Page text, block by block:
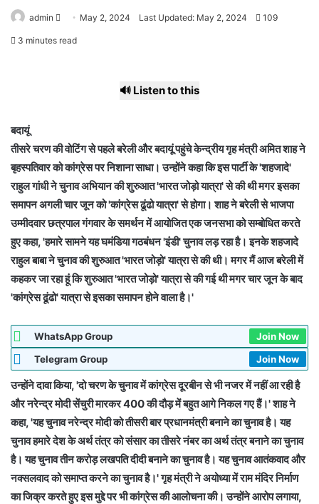
admin
Send May 2, 2024 Last Updated: May 2, 2024 109
3 minutes read
🔊 Listen to this
बदायूं
तीसरे चरण की वोटिंग से पहले बरेली और बदायूं पहुंचे केन्द्रीय गृह मंत्री अमित शाह ने
बृहस्पतिवार को कांग्रेस पर निशाना साधा। उन्होंने कहा कि इस पार्टी के 'शहजादे'
राहुल गांधी ने चुनाव अभियान की शुरुआत 'भारत जोड़ो यात्रा' से की थी मगर इसका
समापन अगली चार जून को 'कांग्रेस ढूंढो यात्रा' से होगा। शाह ने बरेली से भाजपा
उम्मीदवार छत्रपाल गंगवार के समर्थन में आयोजित एक जनसभा को सम्बोधित करते
हुए कहा, 'हमारे सामने यह घमंडिया गठबंधन 'इंडी' चुनाव लड़ रहा है। इनके शहजादे
राहुल बाबा ने चुनाव की शुरुआत 'भारत जोड़ो' यात्रा से की थी। मगर मैं आज बरेली में
कहकर जा रहा हूं कि शुरुआत 'भारत जोड़ो' यात्रा से की गई थी मगर चार जून के बाद
'कांग्रेस ढूंढो' यात्रा से इसका समापन होने वाला है।'
WhatsApp Group
Join Now
Telegram Group
Join Now
उन्होंने दावा किया, 'दो चरण के चुनाव में कांग्रेस दूरबीन से भी नजर में नहीं आ रही है
और नरेन्द्र मोदी सेंचुरी मारकर 400 की दौड़ में बहुत आगे निकल गए हैं।' शाह ने
कहा, 'यह चुनाव नरेन्द्र मोदी को तीसरी बार प्रधानमंत्री बनाने का चुनाव है। यह
चुनाव हमारे देश के अर्थ तंत्र को संसार का तीसरे नंबर का अर्थ तंत्र बनाने का चुनाव
है। यह चुनाव तीन करोड़ लखपति दीदी बनाने का चुनाव है। यह चुनाव आतंकवाद और
नक्सलवाद को समाप्त करने का चुनाव है।' गृह मंत्री ने अयोध्या में राम मंदिर निर्माण
का जिक्र करते हुए इस मुद्दे पर भी कांग्रेस की आलोचना की। उन्होंने आरोप लगाया,